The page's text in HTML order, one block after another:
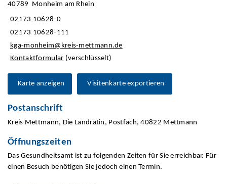
40789 Monheim am Rhein
02173 10628-0
02173 10628-111
kga-monheim@kreis-mettmann.de
Kontaktformular (verschlüsselt)
Karte anzeigen Visitenkarte exportieren
Postanschrift
Kreis Mettmann, Die Landrätin, Postfach, 40822 Mettmann
Öffnungszeiten
Das Gesundheitsamt ist zu folgenden Zeiten für Sie erreichbar. Für
einen Besuch benötigen Sie jedoch einen Termin.